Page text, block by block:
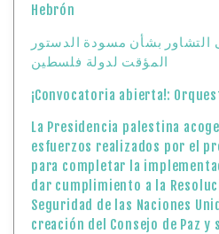
Hebrón
بشأن مسودة الدستور
المؤقت لدولة فلسطين
¡Convocatoria abierta!:
La Presidencia palestina
esfuerzos realizados por el
para completar la
dar cumplimiento a la
Seguridad de las Naciones
creación del Consejo de Paz